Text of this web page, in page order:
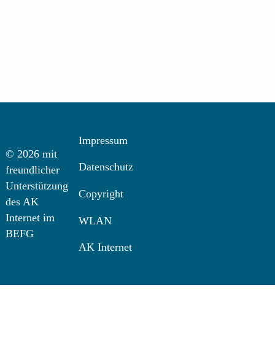
© 2026 mit
freundlicher
Unterstützung
des AK
Internet im
BEFG
Impressum
Datenschutz
Copyright
WLAN
AK Internet